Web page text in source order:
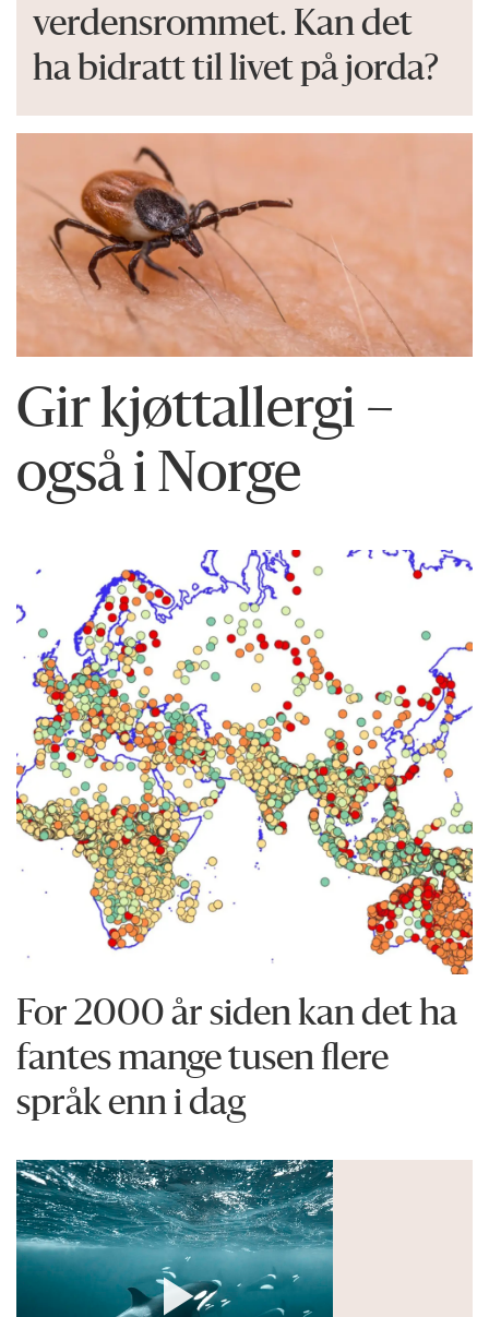
verdensrommet. Kan det
ha bidratt til livet på jorda?
Gir kjøttallergi –
også i Norge
For 2000 år siden kan det ha
fantes mange tusen flere
språk enn i dag